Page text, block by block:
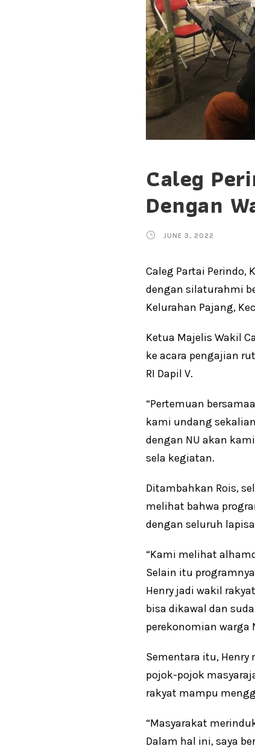
Caleg
Dengan
JUNE 3, 2022
Caleg Partai Perindo,
dengan silaturahmi
Kelurahan Pajang,
Ketua Majelis Wakil
ke acara pengajian
RI Dapil V.
“Pertemuan
kami undang
dengan NU akan
sela kegiatan.
Ditambahkan Rois,
melihat bahwa
dengan seluruh
“Kami melihat
Selain itu
Henry jadi wakil
bisa dikawal dan
perekonomian warga
Sementara itu,
pojok-pojok
rakyat mampu
“Masyarakat
Dalam hal ini, saya